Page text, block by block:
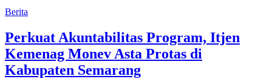
Berita
Perkuat Akuntabilitas Program, Itjen
Kemenag Monev Asta Protas di
Kabupaten Semarang